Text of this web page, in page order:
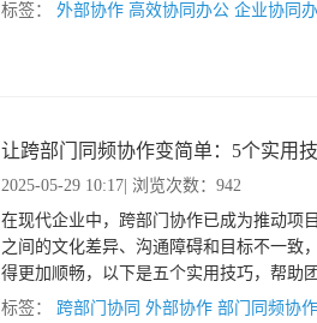
标签： 外部协作 高效协同办公 企业协同
让跨部门同频协作变简单：5个实用
2025-05-29 10:17 | 浏览次数：942
在现代企业中，跨部门协作已成为推动项
之间的文化差异、沟通障碍和目标不一致
得更加顺畅，以下是五个实用技巧，帮助
标签：
跨部门协同 外部协作 部门同频协作